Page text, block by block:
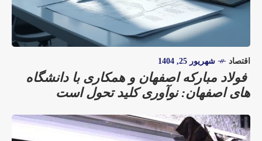
اقتصاد شهریور 25, 1404
فولاد مبارکه اصفهان و همکاری با دانشگاه‌
های اصفهان: نوآوری کلید تحول است